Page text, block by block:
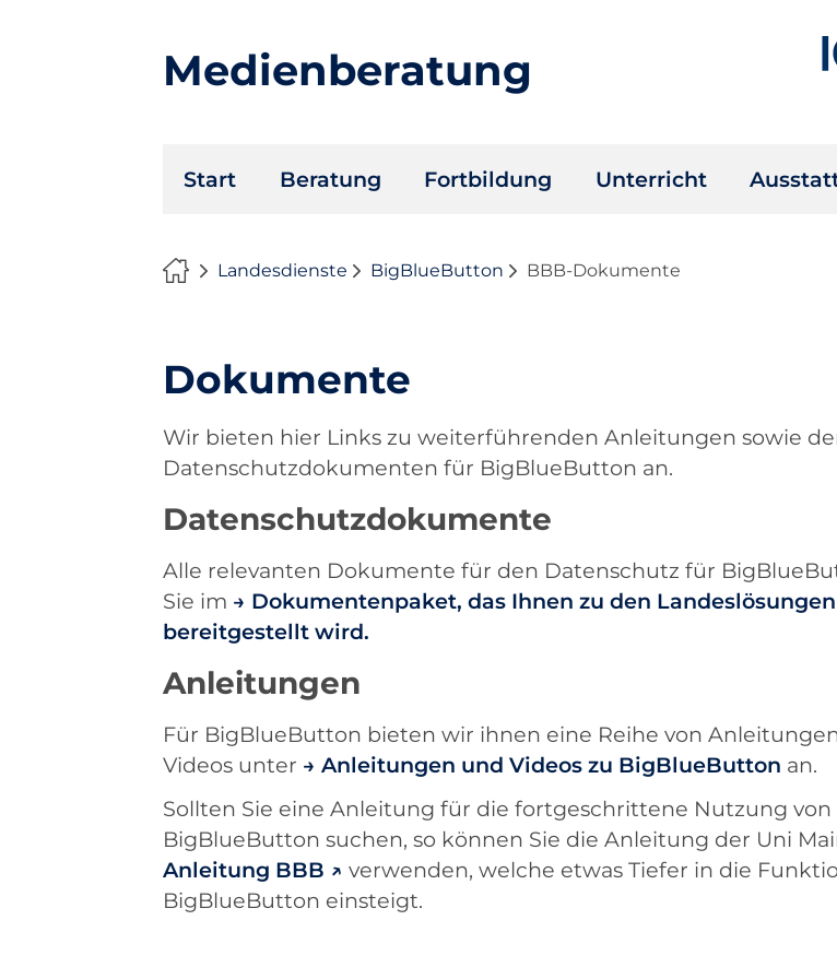
Medienberatung
überspringen
Start Beratung Fortbildung Unterricht
Landesdienste BigBlueButton BBB-Dokumente
Dokumente
Wir bieten hier Links zu weiterführenden Anleitungen sowie
Datenschutzdokumenten für BigBlueButton an.
Datenschutzdokumente
Alle relevanten Dokumente für den Datenschutz für
Sie im
Dokumentenpaket, das Ihnen zu den Landeslösungen
bereitgestellt wird.
Anleitungen
Für BigBlueButton bieten wir ihnen eine Reihe von
Videos unter
Anleitungen und Videos zu BigBlueButton an.
Sollten Sie eine Anleitung für die fortgeschrittene Nutzung von
BigBlueButton suchen, so können Sie die Anleitung der Uni
Anleitung BBB
verwenden, welche etwas Tiefer in die
BigBlueButton einsteigt.